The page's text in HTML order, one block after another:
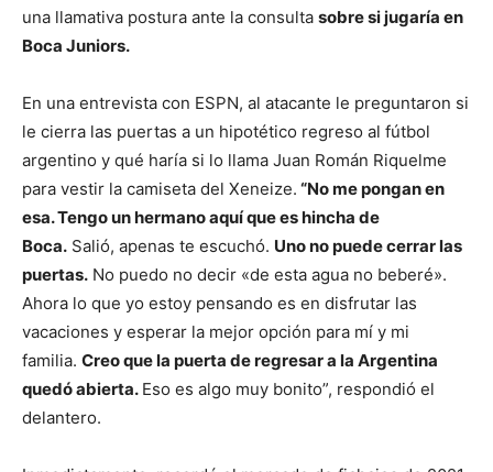
una llamativa postura ante la consulta sobre si jugaría en
Boca Juniors.
En una entrevista con ESPN, al atacante le preguntaron si
le cierra las puertas a un hipotético regreso al fútbol
argentino y qué haría si lo llama Juan Román Riquelme
para vestir la camiseta del Xeneize. “No me pongan en
esa. Tengo un hermano aquí que es hincha de
Boca. Salió, apenas te escuchó. Uno no puede cerrar las
puertas. No puedo no decir «de esta agua no beberé».
Ahora lo que yo estoy pensando es en disfrutar las
vacaciones y esperar la mejor opción para mí y mi
familia. Creo que la puerta de regresar a la Argentina
quedó abierta. Eso es algo muy bonito”, respondió el
delantero.